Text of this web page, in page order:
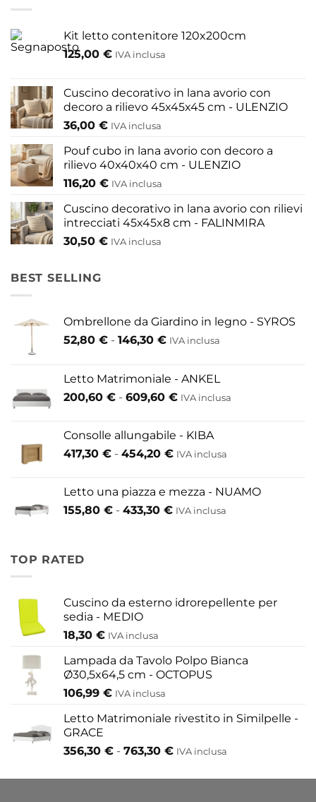
Kit letto contenitore 120x200cm
125,00 € IVA inclusa
Cuscino decorativo in lana avorio con
decoro a rilievo 45x45x45 cm - ULENZIO
36,00 € IVA inclusa
Pouf cubo in lana avorio con decoro a
rilievo 40x40x40 cm - ULENZIO
116,20 € IVA inclusa
Cuscino decorativo in lana avorio con rilievi
intrecciati 45x45x8 cm - FALINMIRA
30,50 € IVA inclusa
BEST SELLING
Ombrellone da Giardino in legno - SYROS
52,80 € - 146,30 €Fascia
da
52,80 €
146,30 €
IVA inclusa
Letto Matrimoniale - ANKEL
200,60 € - 609,60 €Fascia
da
200,60 €
609,60 €
IVA inclusa
Consolle allungabile - KIBA
417,30 € - 454,20 €Fascia
da
417,30 €
IVA inclusa
Letto una piazza e mezza - NUAMO
155,80 € - 433,30 €Fascia
433,30 €
IVA inclusa
TOP RATED
Cuscino da esterno idrorepellente per
sedia - MEDIO
18,30 € IVA inclusa
Lampada da Tavolo Polpo Bianca
Ø30,5x64,5 cm - OCTOPUS
106,99 € IVA inclusa
Letto Matrimoniale rivestito in Similpelle -
GRACE
356,30 € - 763,30 €Fascia
prezzo:
IVA inclusa